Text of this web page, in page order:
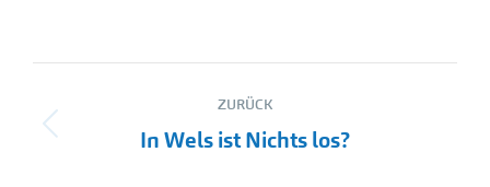
Kommentarnavigation
ZURÜCK
Vorheriger
In Wels ist Nichts los?